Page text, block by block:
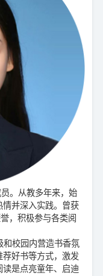
。从教多年来，始
并深入实践。曾获
，积极参与各类阅
和校园内营造书香氛
荐好书等方式，激发
是点亮童年、启迪